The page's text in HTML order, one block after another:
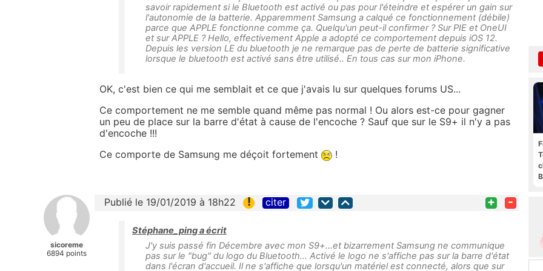
savoir rapidement si le Bluetooth est activé ou pas pour l'éteindre et espérer un gain sur
l'autonomie de la batterie. Apparemment Samsung a calqué ce fonctionnement (débile)
parce que APPLE fonctionne comme ça. Quelqu'un peut-il confirmer ? Sur PIE et OneUI
et sur APPLE ? Hello, effectivement Apple a adopté ce comportement depuis iOS 12.
Depuis les version LE du bluetooth je ne remarque pas de perte de batterie significative
lorsque le bluetooth est activé sans être utilisé.. En tous cas sur mon iPhone.
OK, c'est bien ce qui me semblait et ce que j'avais lu sur quelques forums US...
Ce comportement ne me semble quand même pas normal ! Ou alors est-ce pour gagner
un peu de place sur la barre d'état à cause de l'encoche ? Sauf que sur le S9+ il n'y a pas
d'encoche !!!
Ce comporte de Samsung me déçoit fortement
!
sicoreme
6894 points
Publié le 19/01/2019 à 18h22 ! citer + -
Stéphane_ping a écrit
J'y suis passé fin Décembre avec mon S9+...et bizarrement Samsung ne communique
pas sur le "bug" du logo du Bluetooth... Activé le logo ne s'affiche pas sur la barre d'état
dans l'écran d'accueil. Il ne s'affiche que lorsqu'un matériel est connecté, alors que sur